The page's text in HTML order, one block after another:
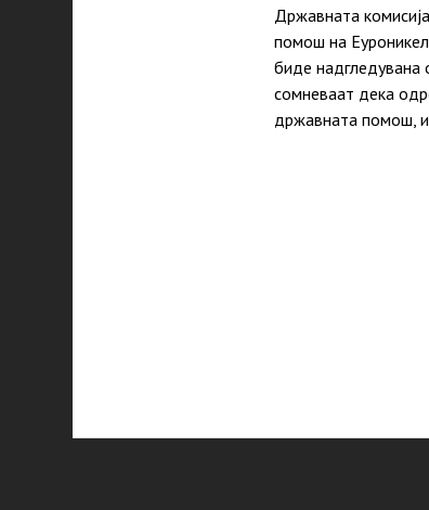
Државната
помош на
биде надгледувана
сомневаат дека
државната помош,